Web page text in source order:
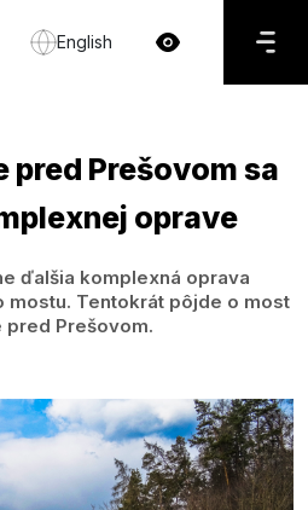
English
pred Prešovom sa
oprave
ďalšia komplexná oprava
mostu. Tentokrát pôjde o most
pred Prešovom.